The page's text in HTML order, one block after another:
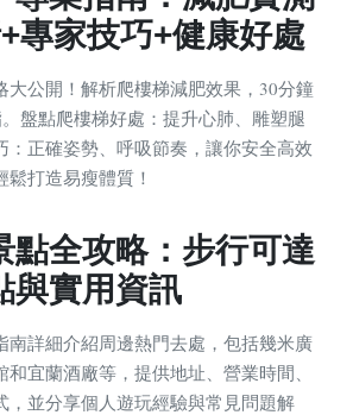
專家技巧+健康好處
大公開！解析爬樓梯減肥效果，30分鐘
盤點爬樓梯好處：提升心肺、雕塑腿
：正確姿勢、呼吸節奏，讓你安全高效
打造易瘦體質！
點全攻略：步行可達
與實用資訊
南詳細介紹周邊熱門去處，包括幾米廣
宜蘭酒廠等，提供地址、營業時間、
，並分享個人遊玩經驗與常見問題解